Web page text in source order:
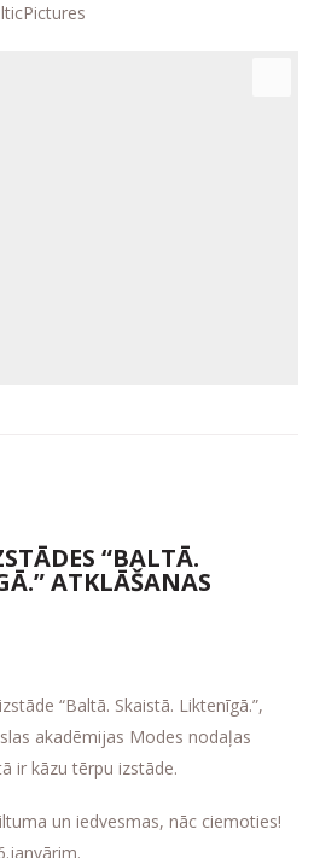
“BALTĀ.
ATKLĀŠANAS
“Baltā. Skaistā. Liktenīgā.”,
akadēmijas Modes nodaļas
ir kāzu tērpu izstāde.
un iedvesmas, nāc ciemoties!